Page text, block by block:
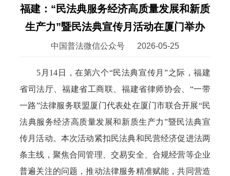
福建：“民法典服务经济高质量发展和新质
生产力”暨民法典宣传月活动在厦门举办
中国普法微信公众号 2026-05-25
5月14日，在第六个“民法典宣传月”之际，福建
省司法厅、福建省工商联、福建省律师协会、“一带
一路”法律服务联盟厦门代表处在厦门市联合开展“民
法典服务经济高质量发展和新质生产力”暨民法典宣
传月活动。本次活动紧扣民法典和民营经济促进法两
条主线，聚焦合同管理、交易安全、合规经营等企业
普遍关注的问题，推动法律服务精准赋能，共同营造